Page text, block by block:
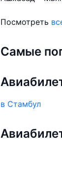
Посмотреть
Самые
в Стамбул